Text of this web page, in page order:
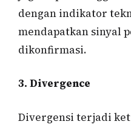
dengan indikator
mendapatkan sinyal
dikonfirmasi.
3. Divergence
Divergensi terjadi